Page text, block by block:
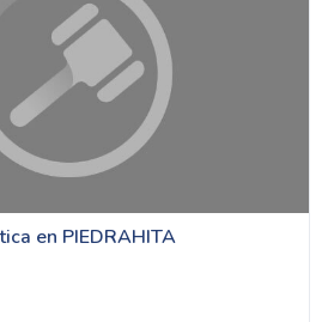
en PIEDRAHITA